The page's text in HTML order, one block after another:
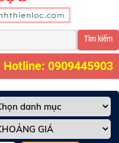
Tìm kiếm
Hotline: 0909445903